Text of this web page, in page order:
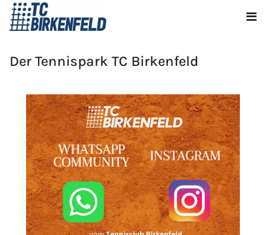
Der Tennispark TC Birkenfeld